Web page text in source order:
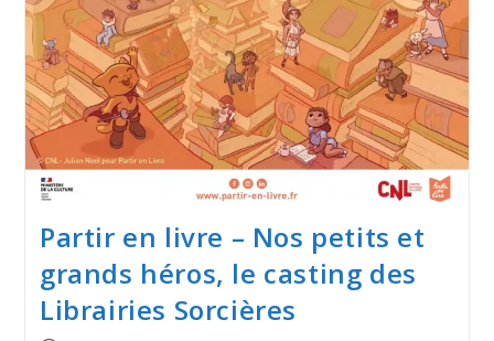
Partir en livre – Nos petits et
grands héros, le casting des
Librairies Sorcières